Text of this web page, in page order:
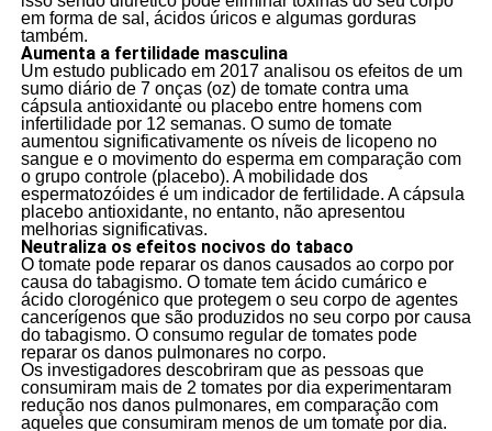
em forma de sal, ácidos úricos e algumas gorduras
também.
Aumenta a fertilidade masculina
Um estudo publicado em 2017 analisou os efeitos de um
sumo diário de 7 onças (oz) de tomate contra uma
cápsula antioxidante ou placebo entre homens com
infertilidade por 12 semanas. O sumo de tomate
aumentou significativamente os níveis de licopeno no
sangue e o movimento do esperma em comparação com
o grupo controle (placebo). A mobilidade dos
espermatozóides é um indicador de fertilidade. A cápsula
placebo antioxidante, no entanto, não apresentou
melhorias significativas.
Neutraliza os efeitos nocivos do tabaco
O tomate pode reparar os danos causados ao corpo por
causa do tabagismo. O tomate tem ácido cumárico e
ácido clorogénico que protegem o seu corpo de agentes
cancerígenos que são produzidos no seu corpo por causa
do tabagismo. O consumo regular de tomates pode
reparar os danos pulmonares no corpo.
Os investigadores descobriram que as pessoas que
consumiram mais de 2 tomates por dia experimentaram
redução nos danos pulmonares, em comparação com
aqueles que consumiram menos de um tomate por dia.